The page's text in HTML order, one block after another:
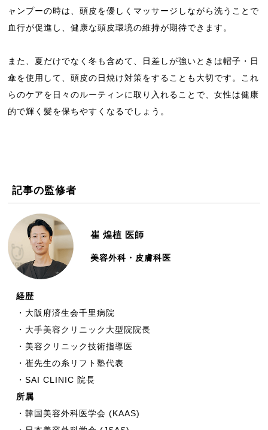
ャンプーの時は、頭皮を優しくマッサージしながら洗うことで
血行が促進し、健康な頭皮環境の維持が期待できます。
また、夏だけでなく冬も含めて、日差しが強いときは帽子・日
傘を使用して、頭皮の日焼け対策をすることも大切です。これ
らのケアを日々のルーティンに取り入れることで、女性は健康
的で輝く髪を保ちやすくなるでしょう。
記事の監修者
崔 煌植 医師
美容外科・皮膚科医
経歴
・大阪府済生会千里病院
・大手美容クリニック大型院院長
・美容クリニック技術指導医
・崔先生の糸リフト塾代表
・SAI CLINIC 院長
所属
・韓国美容外科医学会 (KAAS)